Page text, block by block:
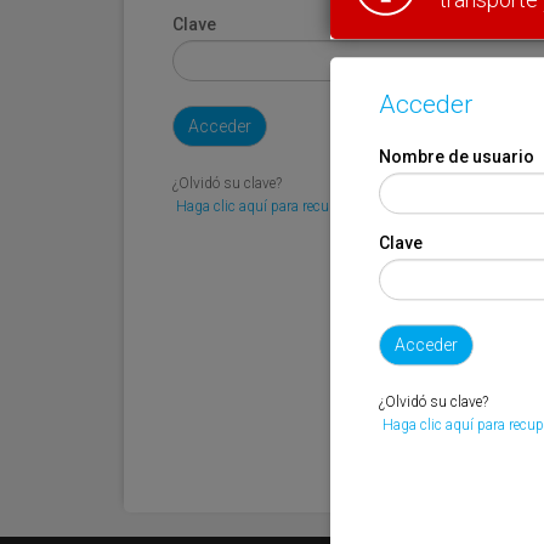
Clave
¿Olvidó su clave?
Haga clic aquí para recuperarla.
Acceder
Nombre de usuario
Clave
¿Olvidó su clave?
Haga clic aquí para